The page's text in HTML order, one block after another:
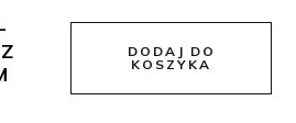
DODAJ DO
KOSZYKA